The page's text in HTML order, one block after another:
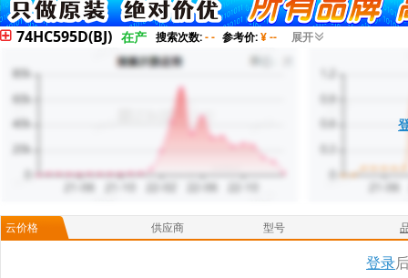
74HC595D(BJ) 在产 搜索次数:- - 参考价:¥ -- 展开
云价格 供应商 型号
登录